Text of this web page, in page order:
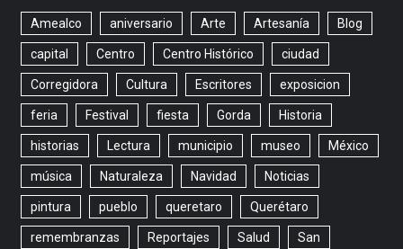
Amealco aniversario Arte Artesanía Blog
capital Centro Centro Histórico ciudad
Corregidora Cultura Escritores exposicion
feria Festival fiesta Gorda Historia
historias Lectura municipio museo México
música Naturaleza Navidad Noticias
pintura pueblo queretaro Querétaro
remembranzas Reportajes Salud San